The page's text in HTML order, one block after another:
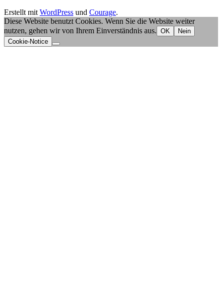
Erstellt mit WordPress und Courage.
Diese Website benutzt Cookies. Wenn Sie die Website weiter
nutzen, gehen wir von Ihrem Einverständnis aus. OK
Nein
Cookie-Notice